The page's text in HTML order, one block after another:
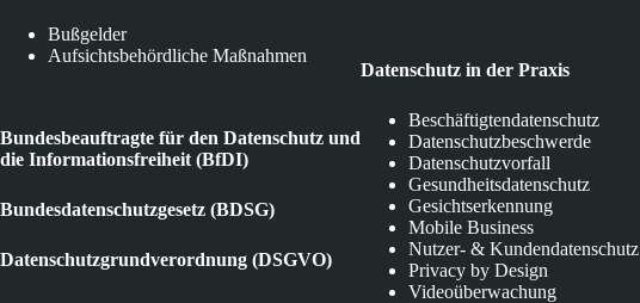
Bußgelder
Aufsichtsbehördliche Maßnahmen
Bundesbeauftragte für den Datenschutz und
die Informationsfreiheit (BfDI)
Bundesdatenschutzgesetz (BDSG)
Datenschutzgrundverordnung (DSGVO)
Datenschutz in der Praxis
Beschäftigtendatenschutz
Datenschutzbeschwerde
Datenschutzvorfall
Gesundheitsdatenschutz
Gesichtserkennung
Mobile Business
Nutzer- & Kundendatenschutz
Privacy by Design
Videoüberwachung